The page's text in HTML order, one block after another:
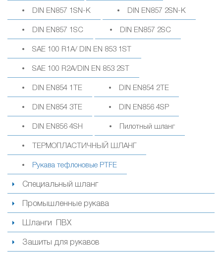
DIN EN857 1SN-K DIN EN857 2SN-K
DIN EN857 1SC DIN EN857 2SC
SAE 100 R1A/ DIN EN 853 1ST
SAE 100 R2A/DIN EN 853 2ST
DIN EN854 1TE DIN EN854 2TE
DIN EN854 3TE DIN EN856 4SP
DIN EN856 4SH Пилотный шланг
ТЕРМОПЛАСТИЧНЫЙ ШЛАНГ
Рукава тефлоновые PTFE
Специальный шланг
Промышленные рукава
Шланги ПВХ
Зашиты для рукавов